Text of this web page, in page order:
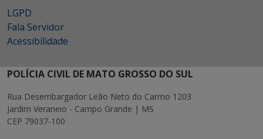
LGPD
Fala Servidor
Acessibilidade
POLÍCIA CIVIL DE MATO GROSSO DO SUL
Rua Desembargador Leão Neto do Carmo 1203
Jardim Veraneio - Campo Grande | MS
CEP 79037-100